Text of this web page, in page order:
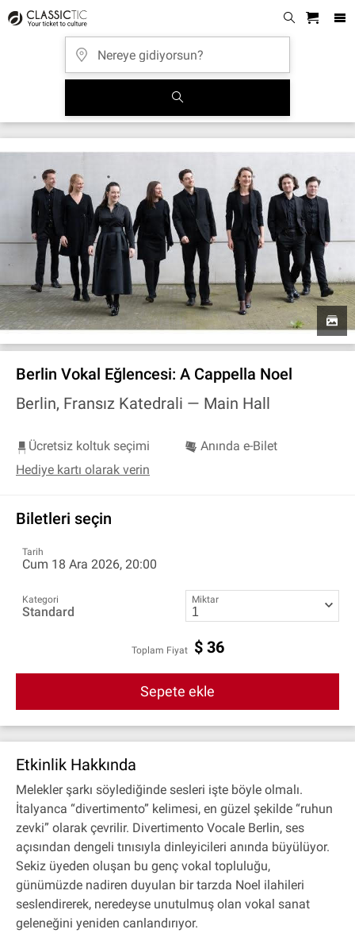
Berlin Vokal Eğlencesi: A Cappella Noel
Berlin, Fransız Katedrali — Main Hall
Ücretsiz koltuk seçimi
Anında e-Bilet
Hediye kartı olarak verin
Biletleri seçin
Tarih
Cum 18 Ara 2026, 20:00
Kategori
Standard
Miktar
Toplam Fiyat $ 36
Sepete ekle
Etkinlik Hakkında
Melekler şarkı söylediğinde sesleri işte böyle olmalı.
İtalyanca “divertimento” kelimesi, en güzel şekilde “ruhun
zevki” olarak çevrilir. Divertimento Vocale Berlin, ses
açısından dengeli tınısıyla dinleyicileri anında büyülüyor.
Sekiz üyeden oluşan bu genç vokal topluluğu,
günümüzde nadiren duyulan bir tarzda Noel ilahileri
seslendirerek, neredeyse unutulmuş olan vokal sanat
geleneğini yeniden canlandırıyor.